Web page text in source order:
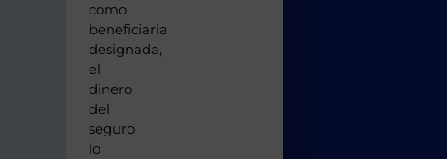
como
beneficiaria
designada,
el
dinero
del
seguro
lo